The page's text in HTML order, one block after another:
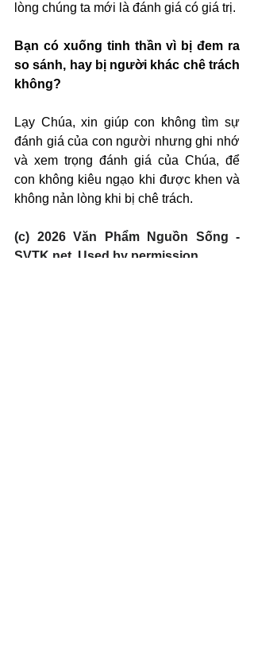
lòng chúng ta mới là đánh giá có giá trị.
Bạn có xuống tinh thần vì bị đem ra
so sánh, hay bị người khác chê trách
không?
Lạy Chúa, xin giúp con không tìm sự
đánh giá của con người nhưng ghi nhớ
và xem trọng đánh giá của Chúa, để
con không kiêu ngạo khi được khen và
không nản lòng khi bị chê trách.
(c) 2026 Văn Phẩm Nguồn Sống -
SVTK.net. Used by permission.